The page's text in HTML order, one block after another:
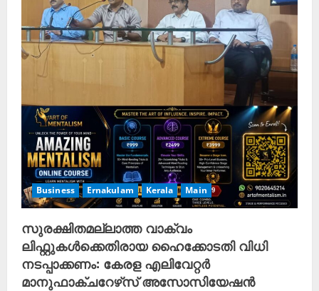
Business Ernakulam Kerala Main
സുരക്ഷിതമല്ലാത്ത വാക്വം
ലിഫ്റ്റുകൾക്കെതിരായ ഹൈക്കോടതി വിധി
നടപ്പാക്കണം: കേരള എലിവേറ്റർ
മാനുഫാക്ചറേഴ്‌സ് അസോസിയേഷൻ